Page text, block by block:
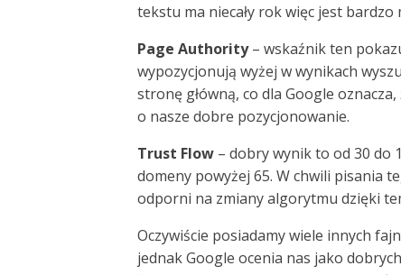
tekstu ma niecały rok więc jest bardzo
Page Authority– wskaźnik ten
wypozycjonują wyżej w wynikach
stronę główną, co dla Google
o nasze dobre pozycjonowanie.
Trust Flow – dobry wynik to od 30 do
domeny powyżej 65. W chwili pisania
odporni na zmiany algorytmu dzięki
Oczywiście posiadamy wiele innych
jednak Google ocenia nas jako